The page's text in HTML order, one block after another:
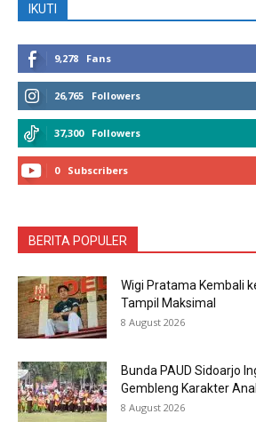
IKUTI
9,278 Fans
26,765 Followers
37,300 Followers
0 Subscribers
BERITA POPULER
Wigi Pratama Kembali
Tampil Maksimal
8 August 2026
Bunda PAUD Sidoarjo
Gembleng Karakter
8 August 2026